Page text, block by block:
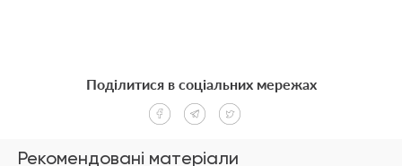
Рекомендовані матеріали
Поділитися в соціальних мережах